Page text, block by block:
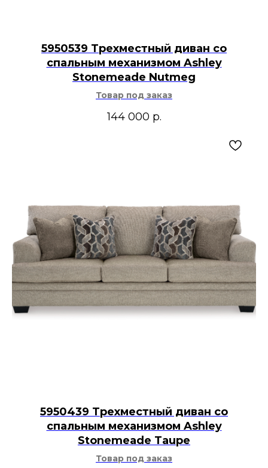
5950539 Трехместный диван со
спальным механизмом Ashley
Stonemeade Nutmeg
Товар под заказ
144 000 р.
5950439 Трехместный диван со
спальным механизмом Ashley
Stonemeade Taupe
Товар под заказ